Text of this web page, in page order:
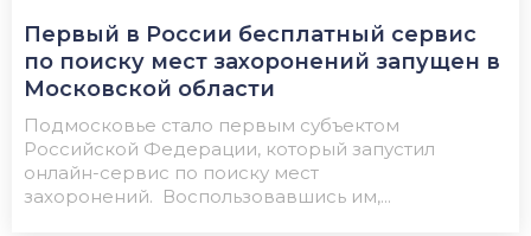
Первый в России бесплатный сервис
по поиску мест захоронений запущен в
Московской области
Подмосковье стало первым субъектом
Российской Федерации, который запустил
онлайн-сервис по поиску мест
захоронений. Воспользовавшись им,...